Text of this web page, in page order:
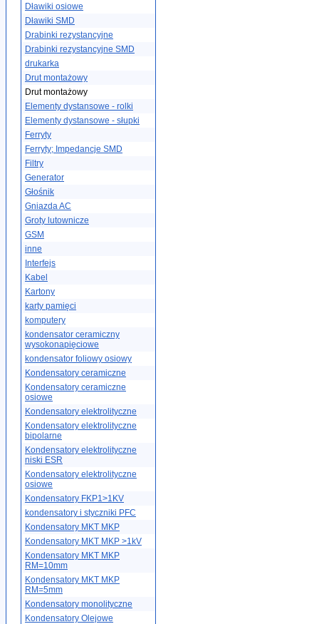
Dławiki osiowe
Dławiki SMD
Drabinki rezystancyjne
Drabinki rezystancyjne SMD
drukarka
Drut montażowy
Drut montażowy
Elementy dystansowe - rolki
Elementy dystansowe - słupki
Ferryty
Ferryty; Impedancje SMD
Filtry
Generator
Głośnik
Gniazda AC
Groty lutownicze
GSM
inne
Interfejs
Kabel
Kartony
karty pamięci
komputery
kondensator ceramiczny
wysokonapięciowe
kondensator foliowy osiowy
Kondensatory ceramiczne
Kondensatory ceramiczne
osiowe
Kondensatory elektrolityczne
Kondensatory elektrolityczne
bipolarne
Kondensatory elektrolityczne
niski ESR
Kondensatory elektrolityczne
osiowe
Kondensatory FKP1>1KV
kondensatory i styczniki PFC
Kondensatory MKT MKP
Kondensatory MKT MKP >1kV
Kondensatory MKT MKP
RM=10mm
Kondensatory MKT MKP
RM=5mm
Kondensatory monolityczne
Kondensatory Olejowe